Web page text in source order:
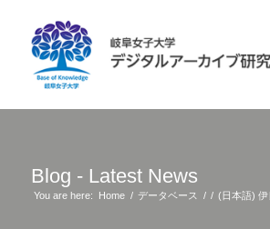
Blog - Latest News
You are here: Home / データベース / / (日本語) 伊